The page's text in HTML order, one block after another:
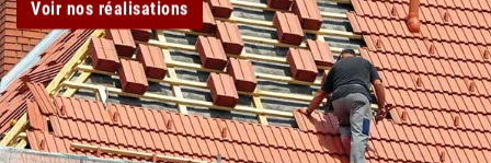
Voir nos réalisations